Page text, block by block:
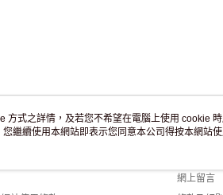
客戶服
網上留言
方式之詳情，及若您不希望在電腦上使用 cookie
您繼續使用本網站即表示您同意本公司得按本網站